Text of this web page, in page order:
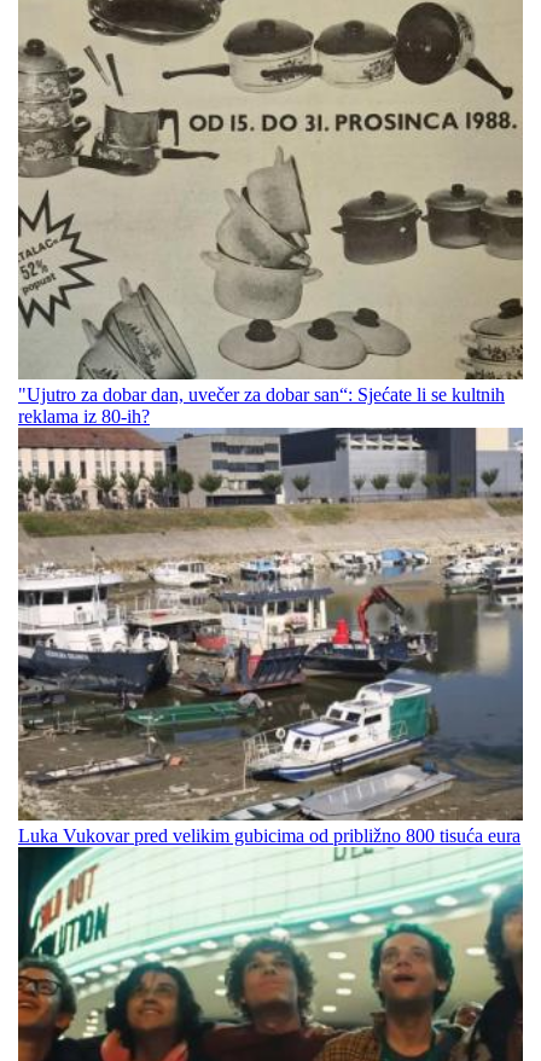
"Ujutro za dobar dan, uvečer za dobar san“: Sjećate li se kultnih
reklama iz 80-ih?
Luka Vukovar pred velikim gubicima od približno 800 tisuća eura